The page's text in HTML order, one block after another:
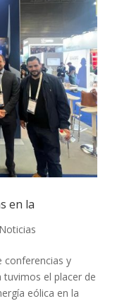
en la
Noticias
conferencias y
tuvimos el placer de
eólica en la